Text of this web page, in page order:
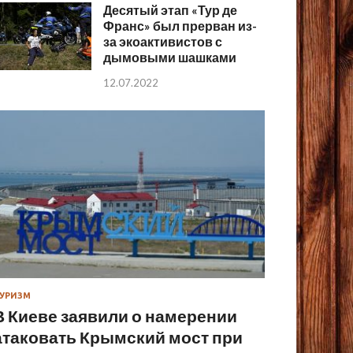
Десятый этап «Тур де
Франс» был прерван из-
за экоактивистов с
дымовыми шашками
12.07.2022
Киеве заявили о намерении
Крымский мост при